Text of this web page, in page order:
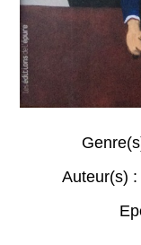
Auteur(s) :